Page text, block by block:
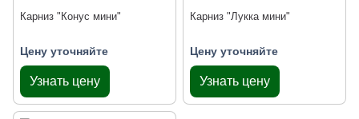
Карниз "Конус мини"
Цену уточняйте
Узнать цену
Карниз "Лукка мини"
Цену уточняйте
Узнать цену